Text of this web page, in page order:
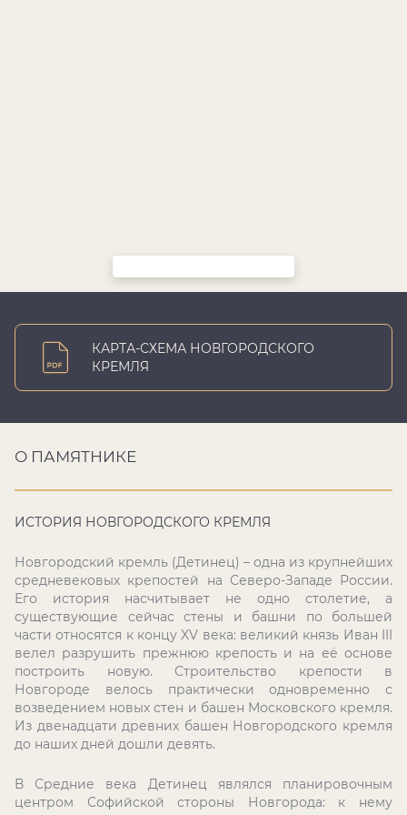
КАРТА-СХЕМА НОВГОРОДСКОГО
КРЕМЛЯ
О ПАМЯТНИКЕ
ИСТОРИЯ НОВГОРОДСКОГО КРЕМЛЯ
Новгородский кремль (Детинец) – одна из крупнейших
средневековых крепостей на Северо-Западе России.
Его история насчитывает не одно столетие, а
существующие сейчас стены и башни по большей
части относятся к концуXV века: великий князь Иван III
велел разрушить прежнюю крепость и на её основе
построить новую. Строительство крепости в
Новгороде велось практически одновременно с
возведением новых стен и башен Московского кремля.
Из двенадцати древних башен Новгородского кремля
до наших дней дошли девять.
В Средние века Детинец являлся планировочным
центром Софийской стороны Новгорода: к нему